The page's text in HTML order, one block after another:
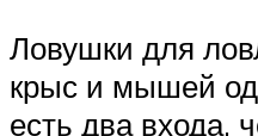
Ловушки для
крыс и мышей
есть два входа,